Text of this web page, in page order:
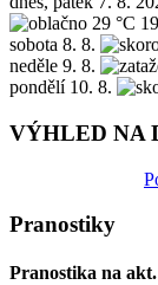
29 °C
sobota 8. 8.
neděle 9. 8.
pondělí 10. 8.
VÝHLED NA
Pranostiky
Pranostika na akt.